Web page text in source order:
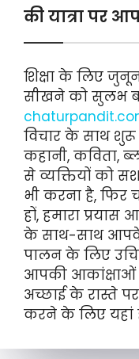
की यात्रा पर
शिक्षा के लिए
सीखने को सुलभ
विचार के साथ शुरू
कहानी, कविता,
से व्यक्तियों को
भी करना है, फिर
हों, हमारा
के साथ-साथ
पालन के लिए
आपकी आकांक्षाओं
अच्छाई के रास्ते
करने के लिए यहां